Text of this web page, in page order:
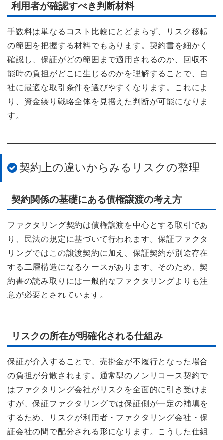
利用者が確認すべき判断材料
手数料は単なるコスト比較にとどまらず、リスク移転
の範囲を把握する材料でもあります。契約書を細かく
確認し、保証がどの範囲まで適用されるのか、回収不
能時の負担がどこに生じるのかを理解することで、自
社に最適な取引条件を選びやすくなります。これによ
り、資金繰り戦略全体を見据えた判断が可能になりま
す。
契約上の違いからみるリスクの整理
契約関係の基礎にある債権譲渡の考え方
ファクタリング契約は債権譲渡を中心とする取引であ
り、民法の規定に基づいて行われます。保証ファクタ
リングではこの譲渡契約に加え、保証契約が別途存在
する二層構造になるケースがあります。そのため、契
約書の読み取りには一般的なファクタリングよりも注
意が必要とされています。
リスクの所在が明確化される仕組み
保証が介入することで、売掛金が不履行となった場合
の負担が分散されます。通常型のノンリコース契約で
はファクタリング会社がリスクを全面的に引き受けま
すが、保証ファクタリングでは保証側が一定の補填を
するため、リスクが利用者・ファクタリング会社・保
証会社の間で配分される形になります。こうした仕組